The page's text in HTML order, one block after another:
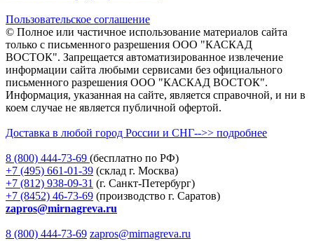
Пользовательское соглашение
© Полное или частичное использование материалов сайта
только с письменного разрешения ООО "КАСКАД
ВОСТОК". Запрещается автоматизированное извлечение
информации сайта любыми сервисами без официального
письменного разрешения ООО "КАСКАД ВОСТОК".
Информация, указанная на сайте, является справочной, и ни в
коем случае не является публичной офертой.
Доставка в любой город России и СНГ-->> подробнее
8 (800) 444-73-69 (бесплатно по РФ)
+7 (495) 661-01-39 (склад г. Москва)
+7 (812) 938-09-31 (г. Санкт-Петербург)
+7 (8452) 46-73-69 (производство г. Саратов)
zapros@mirnagreva.ru
8 (800) 444-73-69 zapros@mirnagreva.ru